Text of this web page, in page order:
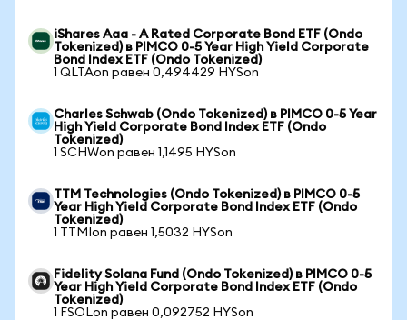
iShares Aaa - A Rated Corporate Bond ETF (Ondo
Tokenized) в PIMCO 0-5 Year High Yield Corporate
Bond Index ETF (Ondo Tokenized)
1 QLTAon равен 0,494429 HYSon
Charles Schwab (Ondo Tokenized) в PIMCO 0-5 Year
High Yield Corporate Bond Index ETF (Ondo
Tokenized)
1 SCHWon равен 1,1495 HYSon
TTM Technologies (Ondo Tokenized) в PIMCO 0-5
Year High Yield Corporate Bond Index ETF (Ondo
Tokenized)
1 TTMIon равен 1,5032 HYSon
Fidelity Solana Fund (Ondo Tokenized) в PIMCO 0-5
Year High Yield Corporate Bond Index ETF (Ondo
Tokenized)
1 FSOLon равен 0,092752 HYSon